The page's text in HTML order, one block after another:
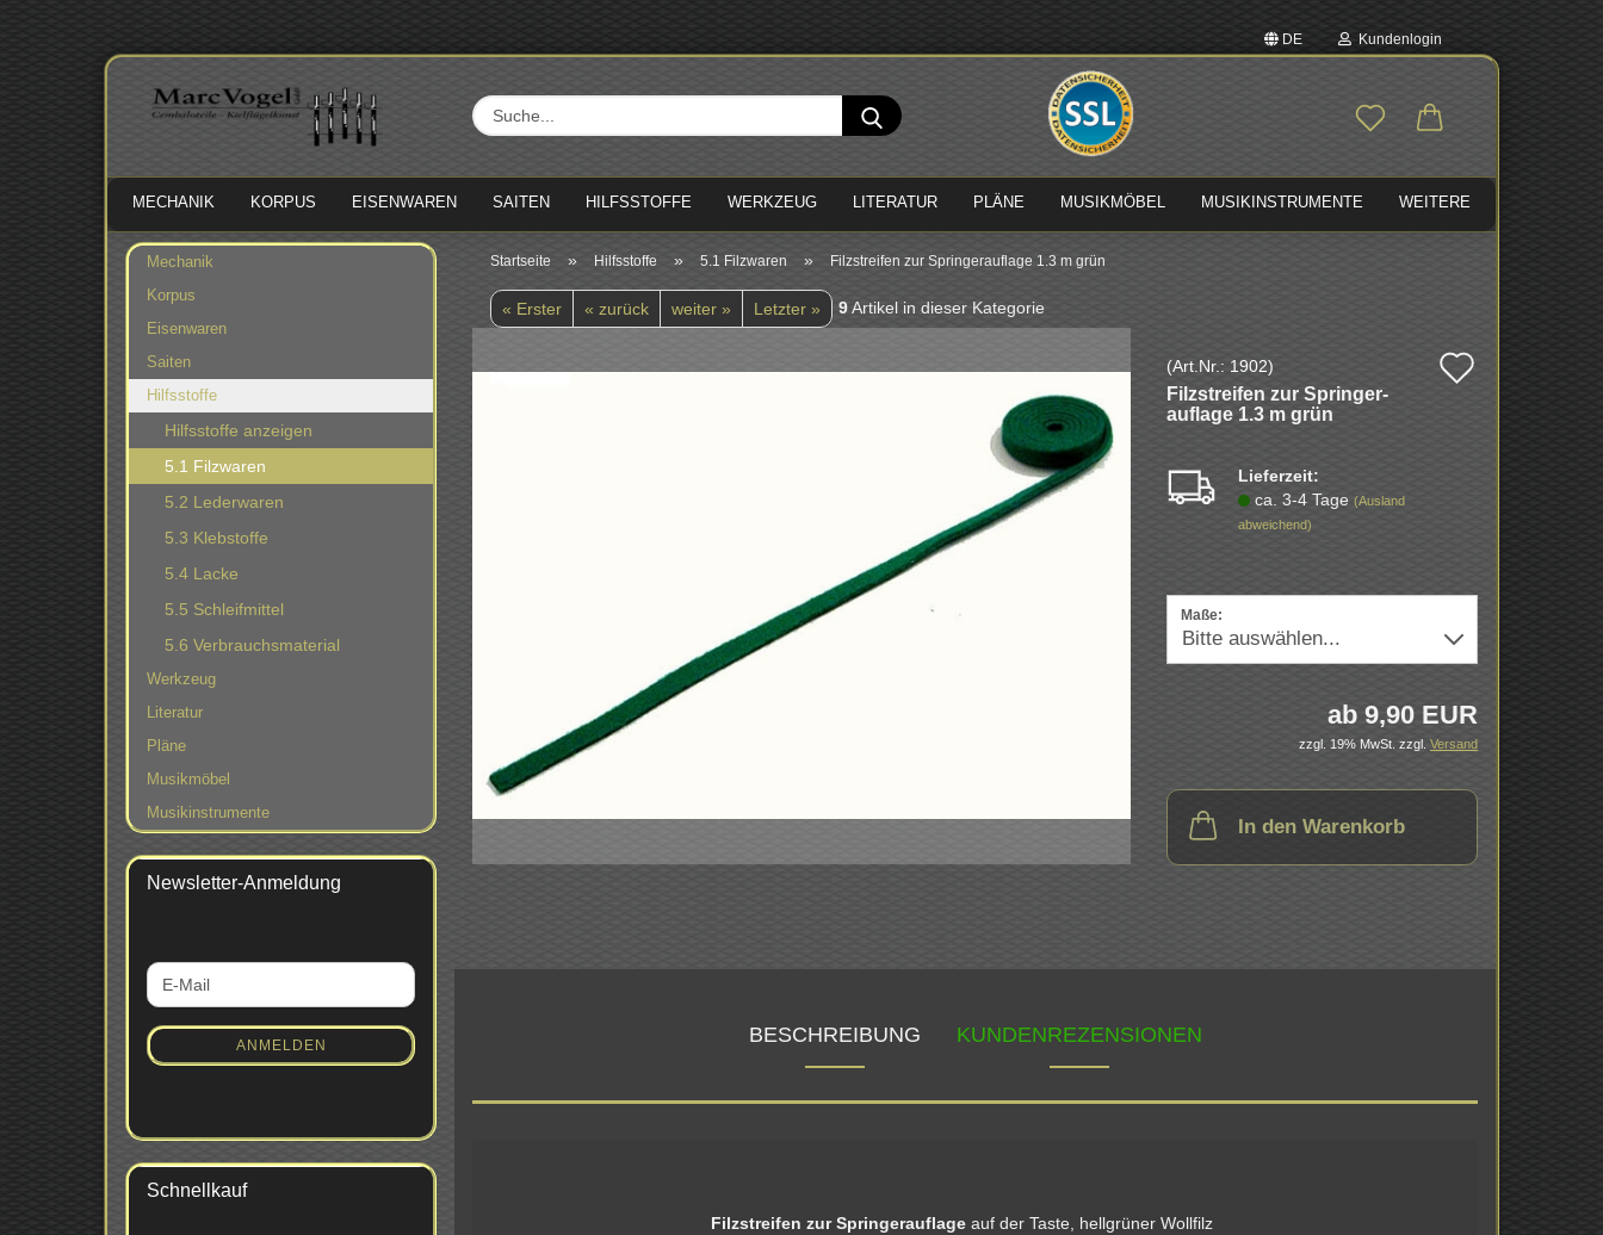
DE
Sprache auswählen
Lieferland
Kundenlogin
Passwort
Konto erstellen
Passwort vergessen?
Suche...
MECHANIK KORPUS EISENWAREN SAITEN HILFSSTOFFE WERKZEUG LITERATUR PLÄNE MUSIKMÖBEL MUSIKINSTRUMENTE WEITERE
Startseite » Hilfsstoffe » 5.1 Filzwaren » Filzstreifen zur Springerauflage 1.3 m grün
« Erster « zurück weiter » Letzter » 9Artikel in dieser Kategorie
(Art.Nr.: 1902)
Filz­strei­fen zur Sprin­ger­
auf­la­ge 1.3 m grün
Lieferzeit:
ca. 3-4 Tage (Ausland
abweichend)
Maße:
ab 9,90 EUR
zzgl. 19% MwSt. zzgl. Versand
In den Warenkorb
BESCHREIBUNG KUNDENREZENSIONEN
Filzstreifen zur Springerauflage auf der Taste, hellgrüner Wollfilz
Mechanik
Korpus
Eisenwaren
Saiten
Hilfsstoffe
Hilfsstoffe anzeigen
5.1 Filzwaren
5.2 Lederwaren
5.3 Klebstoffe
5.4 Lacke
5.5 Schleifmittel
5.6 Verbrauchsmaterial
Werkzeug
Literatur
Pläne
Musikmöbel
Musikinstrumente
Newsletter-Anmeldung
WEITER
ZUR
ANMELDUNG
E-
Mail
ANMELDEN
Schnellkauf